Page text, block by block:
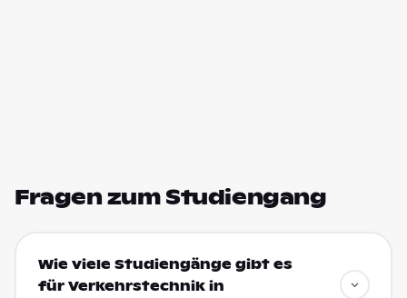
Fragen zum Studiengang
Wie viele Studiengänge gibt es
für Verkehrstechnik in